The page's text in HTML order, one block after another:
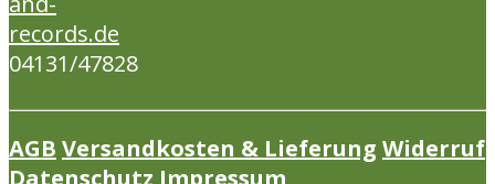
records.de
04131/47828
AGB Versandkosten & Lieferung Widerruf